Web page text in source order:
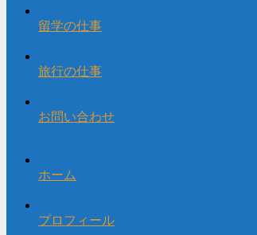
留学の仕事
旅行の仕事
お問い合わせ
ホーム
プロフィール